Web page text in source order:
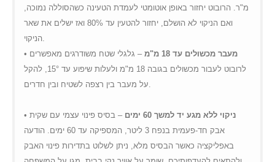
מ"ר. הרובוט יחזור באופן אוטומטי לעמדת הטעינה כשהסוללה נמוכה,
ואם הניקוי לא הושלם, יחזור להטעין עד 80% ואז ישלים את שאר
הניקוי.
•
מעבר מכשולים עד 18 מ"מ
– גלגלי שטח משודרגים מאפשרים
לרובוט לעבור מכשולים בגובה 18 מ"מ ולעלות שיפוע עד 15°, להקל
על מעבר בין רצפה לשטיח ובין חדרים.
• ניקוי ללא מגע יד למשך 60 ימים
– בסיס פינוי עצמי עם שקית
אבק חד-פעמית בנפח 3 ליטר, המספיקה עד 60 ימים. הודעה
באפליקציה כאשר הבסיס מלא, ניתן לשלוט בתדירות פינוי האבק